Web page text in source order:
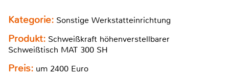
Kategorie: Sonstige Werkstatteinrichtung
Produkt: Schweißkraft höhenverstellbarer
Schweißtisch MAT 300 SH
Preis: um 2400 Euro